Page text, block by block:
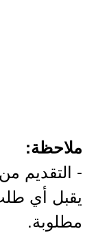
ملاحظة:
- التقديم
يقبل أي
مطلوبة.